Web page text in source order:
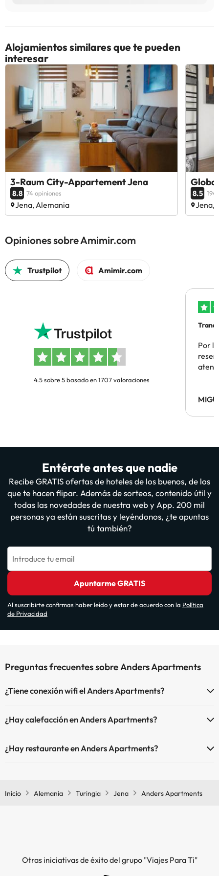
Alojamientos similares que te pueden
interesar
3-Raum City-Appartement Jena
8.8 74 opiniones
Jena, Alemania
8.5 194
Jena,
Opiniones sobre Amimir.com
Trustpilot Amimir.com
4.5 sobre 5 basado en 1707 valoraciones
Por
Entérate antes que nadie
Recibe GRATIS ofertas de hoteles de los buenos, de los
que te hacen flipar. Además de sorteos, contenido útil y
todas las novedades de nuestra web y App. 200 mil
personas ya están suscritas y leyéndonos, ¿te apuntas
tú también?
Introduce tu email
Apuntarme GRATIS
Al suscribirte confirmas haber leído y estar de acuerdo con la Política
de Privacidad
Preguntas frecuentes sobre Anders Apartments
¿Tiene conexión wifi el Anders Apartments?
¿Hay calefacción en Anders Apartments?
¿Hay restaurante en Anders Apartments?
Inicio Alemania Turingia Jena Anders Apartments
Otras iniciativas de éxito del grupo "Viajes Para Ti"